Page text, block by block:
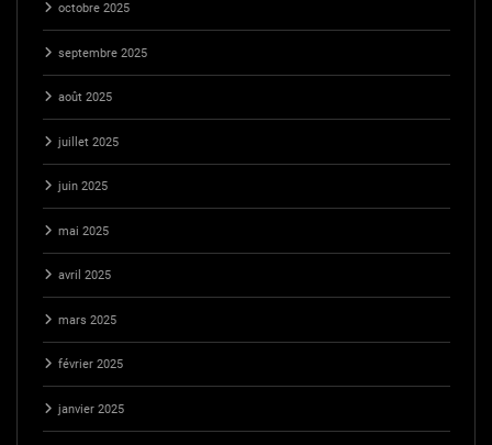
octobre 2025
septembre 2025
août 2025
juillet 2025
juin 2025
mai 2025
avril 2025
mars 2025
février 2025
janvier 2025